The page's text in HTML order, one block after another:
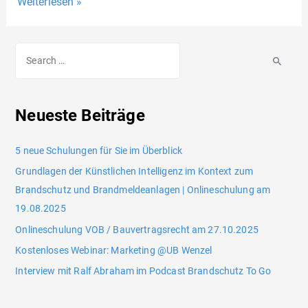
Neueste Beiträge
5 neue Schulungen für Sie im Überblick
Grundlagen der Künstlichen Intelligenz im Kontext zum
Brandschutz und Brandmeldeanlagen | Onlineschulung am
19.08.2025
Onlineschulung VOB / Bauvertragsrecht am 27.10.2025
Kostenloses Webinar: Marketing @UB Wenzel
Interview mit Ralf Abraham im Podcast Brandschutz To Go